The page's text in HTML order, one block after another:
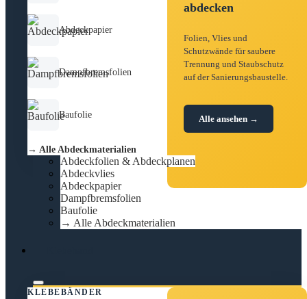
Abdeckpapier
Dampfbremsfolien
Baufolie
→ Alle Abdeckmaterialien
abdecken
Folien, Vlies und
Schutzwände für saubere
Trennung und Staubschutz
auf der Sanierungsbaustelle.
Alle ansehen →
Abdeckfolien & Abdeckplanen
Abdeckvlies
Abdeckpapier
Dampfbremsfolien
Baufolie
→ Alle Abdeckmaterialien
KLEBEBÄNDER